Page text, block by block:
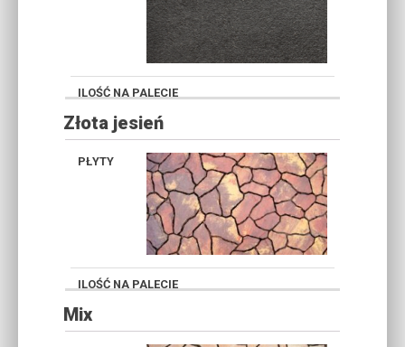
Złota jesień
A1
Mix